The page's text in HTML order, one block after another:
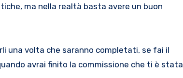
ma nella realtà basta avere un buon
una volta che saranno completati, se fai il
avrai finito la commissione che ti è stata